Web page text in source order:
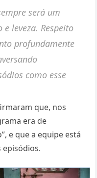
será um
e leveza. Respeito
profundamente
como esse
que, nos
era de
e que a equipe está
episódios.